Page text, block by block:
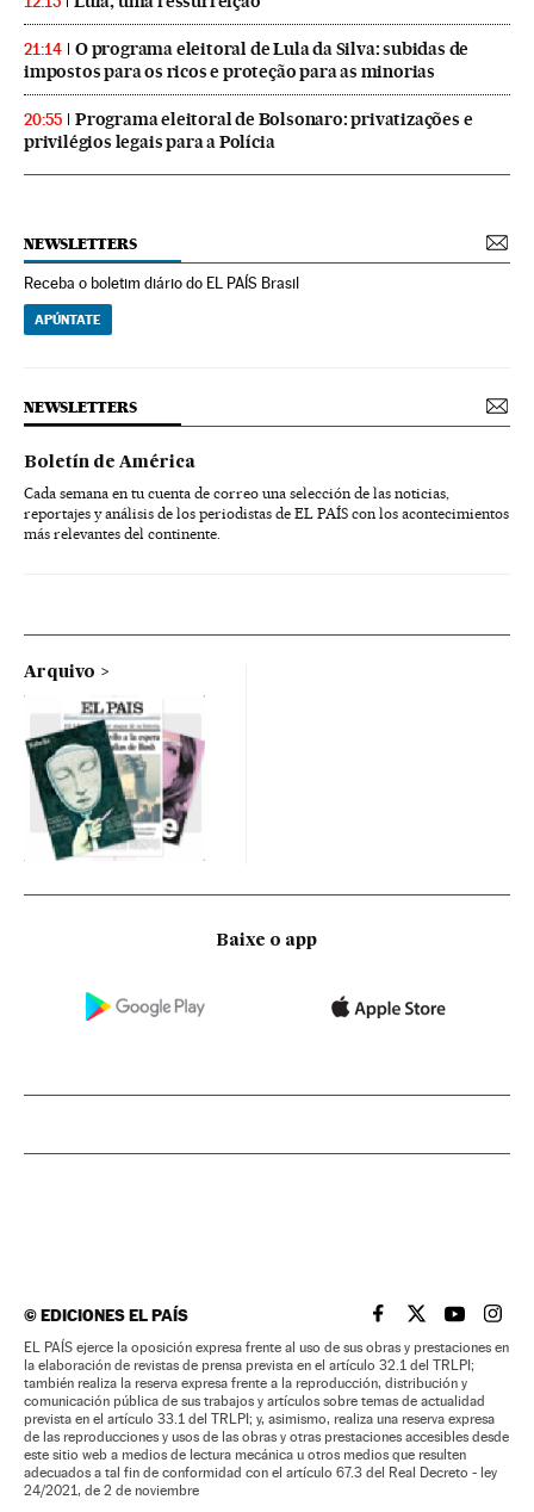
21:14
O programa eleitoral de Lula da Silva: subidas de
impostos para os ricos e proteção para as minorias
20:55
Programa eleitoral de Bolsonaro: privatizações e
privilégios legais para a Polícia
NEWSLETTERS
Receba o boletim diário do EL PAÍS Brasil
APÚNTATE
NEWSLETTERS
Boletín de América
Cada semana en tu cuenta de correo una selección de las noticias,
reportajes y análisis de los periodistas de EL PAÍS con los acontecimientos
más relevantes del continente.
Arquivo
Baixe o app
©EDICIONES EL PAÍS EL PAÍS BRASIL EN
EL PAÍSEL PAÍS
EL
EL PAÍS ejerce la oposición expresa frente al uso de sus obras y prestaciones en
la elaboración de revistas de prensa prevista en el artículo 32.1 del TRLPI;
también realiza la reserva expresa frente a la reproducción, distribución y
comunicación pública de sus trabajos y artículos sobre temas de actualidad
prevista en el artículo 33.1 del TRLPI; y, asimismo, realiza una reserva expresa
de las reproducciones y usos de las obras y otras prestaciones accesibles desde
este sitio web a medios de lectura mecánica u otros medios que resulten
adecuados a tal fin de conformidad con el artículo 67.3 del Real Decreto - ley
24/2021, de 2 de noviembre